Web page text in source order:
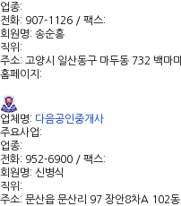
업종:
전화: 907-1126 / 팩스:
회원명: 송순흥
직위:
주소: 고양시 일산동구 마두동 732 백마
홈페이지:
업체명: 다음공인중개사
주요사업:
업종:
전화: 952-6900 / 팩스:
회원명: 신병식
직위:
주소: 문산읍 문산리 97 장안8차A 102